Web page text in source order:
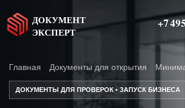
ДОКУМЕНТ
ЭКСПЕРТ
+7
Главная Документы для открытия
ДОКУМЕНТЫ ДЛЯ ПРОВЕРОК • ЗАПУСК БИЗНЕСА